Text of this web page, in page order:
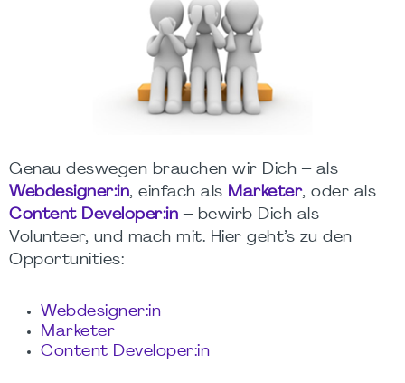
Genau deswegen brauchen wir Dich – als
Webdesigner:in, einfach als Marketer, oder als
Content Developer:in – bewirb Dich als
Volunteer, und mach mit. Hier geht’s zu den
Opportunities:
Webdesigner:in
Marketer
Content Developer:in